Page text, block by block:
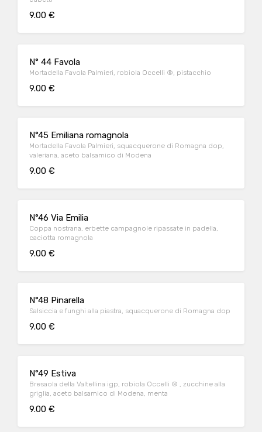
9.00 €
N° 44 Favola
Mortadella Favola Palmieri, robiola Occelli ®, pistacchio
9.00 €
N°45 Emiliana romagnola
Mortadella Favola Palmieri, squacquerone di Romagna dop,
valeriana, aceto balsamico di Modena
9.00 €
N°46 Via Emilia
Coppa nostrana, erbette campagnole ripassate in padella,
caciotta romagnola
9.00 €
N°48 Pinarella
Salsiccia e funghi alla piastra, squacquerone di Romagna dop
9.00 €
N°49 Estiva
Bresaola della Valtellina igp, robiola Occelli ® , zucchine alla
griglia, aceto balsamico di Modena, menta
9.00 €